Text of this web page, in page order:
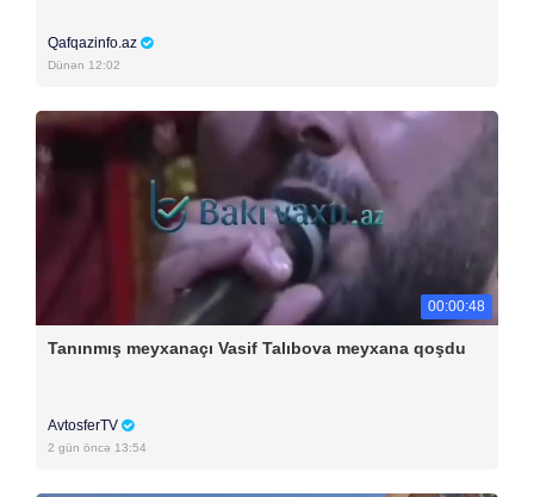
Qafqazinfo.az
Dünən 12:02
00:00:48
Tanınmış meyxanaçı Vasif Talıbova meyxana qoşdu
AvtosferTV
2 gün öncə 13:54